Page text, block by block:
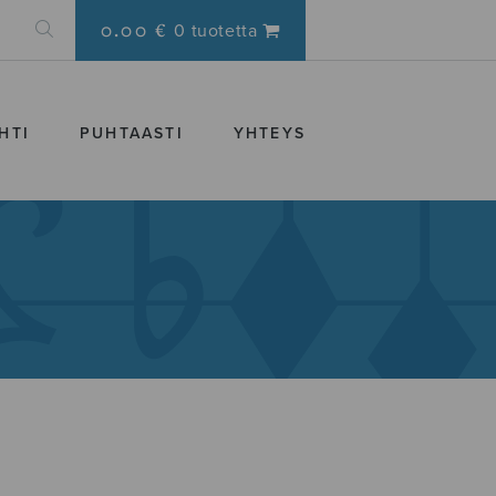
0.00 € 0 tuotetta
PUHTAASTI YHTEYS